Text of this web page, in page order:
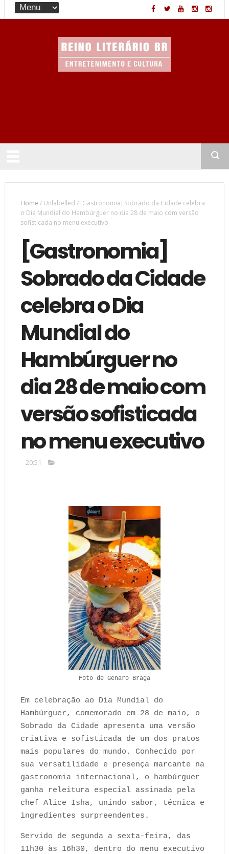
Home /Unlabelled / [Gastronomia] Sobrado da Cidade celebra
o Dia Mundial do Hambúrguer no dia 28 de maio com versão
sofisticada no menu executivo
[Gastronomia]
Sobrado da Cidade
celebra o Dia
Mundial do
Hambúrguer no
dia 28 de maio com
versão sofisticada
no menu executivo
20:51
Foto de Genaro Braga
Em celebração ao Dia Mundial do
Hambúrguer, comemorado em 28 de maio, o
Sobrado da Cidade apresenta uma versão
criativa e sofisticada de um dos pratos
mais populares do mundo. Conhecido por
sua versatilidade e presença marcante na
gastronomia internacional, o hambúrguer
ganha releitura especial assinada pela
chef Alice Isha, unindo sabor, técnica e
ingredientes surpreendentes.
Servido de segunda a sexta-feira, das
11h30 às 16h30, dentro do menu executivo